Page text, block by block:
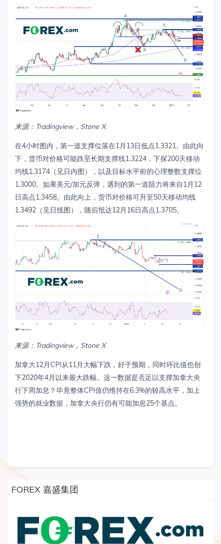
来源： Tradingview， Stone X
在4小时图内，第一道支撑位落在1月 13日低点1.3321。由此向
下，货币对价格可能跌至长期支撑线1.3224 ，下探200天移动
均线1.3174 （见日内图），以及目标水平前的心理整数支撑位
1.3000。如果美元/加元反弹，遇到的第一道阻力将来自1月 12
日高点1.3458。由此向上，货币对价格可升至50天移动均线
1.3492 （见日线图），随后抵达12月 16日高点1.3705。
来源： Tradingview， Stone X
加拿大12月 CPI从11月大幅下跌，好于预期，同时环比值也创
下2020年4月以来最大跌幅。这一数据是否足以支撑加拿大央
行下周加息？毕竟整体CPI值仍维持在6.3%的较高水平，加上
强势的就业数据，加拿大央行仍有可能加息25个基点。
FOREX 嘉盛集团